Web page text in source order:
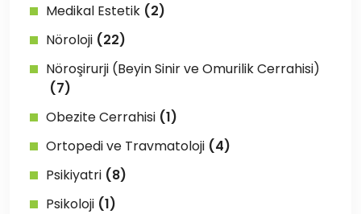
Medikal Estetik (2)
Nöroloji (22)
Nöroşirurji (Beyin Sinir ve Omurilik Cerrahisi)
(7)
Obezite Cerrahisi (1)
Ortopedi ve Travmatoloji (4)
Psikiyatri (8)
Psikoloji (1)